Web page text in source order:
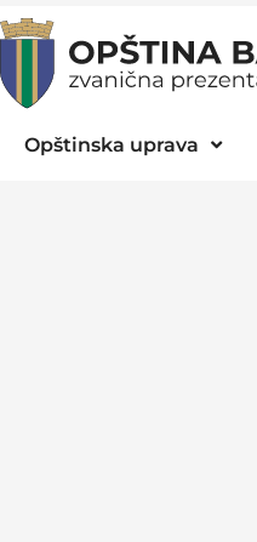
Opštinska uprava